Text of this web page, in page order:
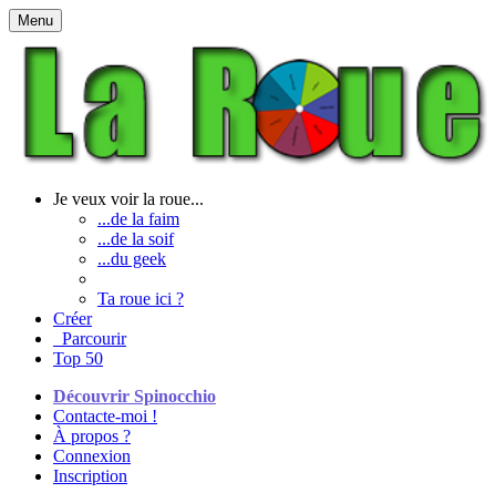
Menu
Je veux voir la roue...
...de la faim
...de la soif
...du geek
Ta roue ici ?
Créer
Parcourir
Top 50
Découvrir Spinocchio
Contacte-moi !
À propos ?
Connexion
Inscription